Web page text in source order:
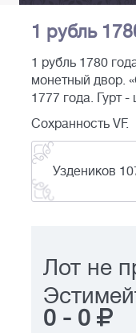
1 рубль
1 рубль 1780
монетный двор.
1777 года. Гурт
Сохранность VF.
Уздеников
Лот не
0 - 0